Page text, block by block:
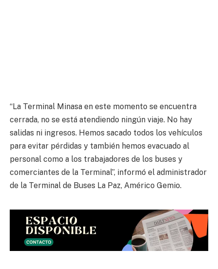
“La Terminal Minasa en este momento se encuentra
cerrada, no se está atendiendo ningún viaje. No hay
salidas ni ingresos. Hemos sacado todos los vehículos
para evitar pérdidas y también hemos evacuado al
personal como a los trabajadores de los buses y
comerciantes de la Terminal”, informó el administrador
de la Terminal de Buses La Paz, Américo Gemio.